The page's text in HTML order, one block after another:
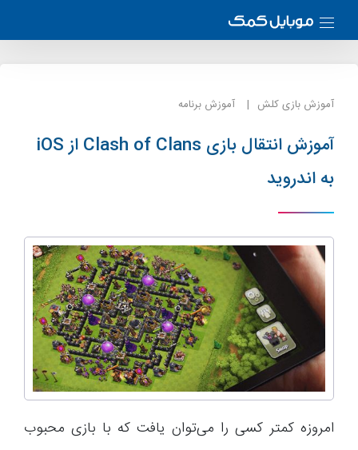
آموزش بازی کلش آموزش برنامه
آموزش انتقال بازی Clash of Clans از iOS
به اندروید
امروزه کمتر کسی را می‌توان یافت که با بازی محبوب